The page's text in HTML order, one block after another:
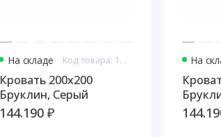
На складе Код товара: 10761
Кровать 200x200
Бруклин, Серый
144.190 ₽
На